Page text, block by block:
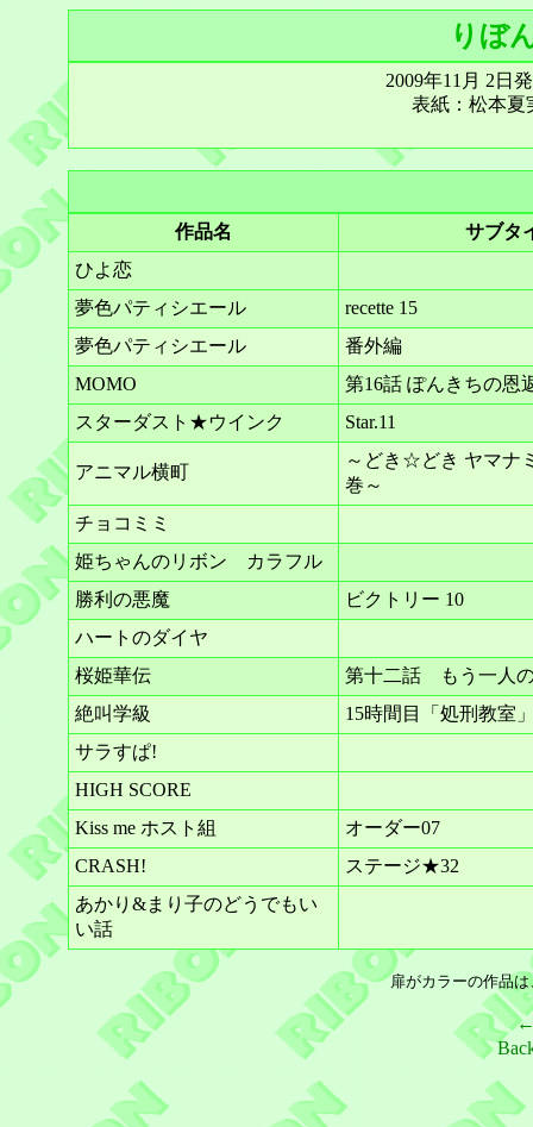
りぼ
2009年11月 2日
表紙：松本夏
作品名
サブタ
ひよ恋
夢色パティシエール
recette 15
夢色パティシエール
番外編
MOMO
第16話 ぽんきちの恩
スターダスト★ウインク
Star.11
アニマル横町
～どき☆どき ヤマナ
巻～
チョコミミ
姫ちゃんのリボン カラフル
勝利の悪魔
ビクトリー 10
ハートのダイヤ
桜姫華伝
第十二話 もう一人
絶叫学級
15時間目「処刑教室
サラすぱ!
HIGH SCORE
Kiss me ホスト組
オーダー07
CRASH!
ステージ★32
あかり&まり子のどうでもい
い話
扉がカラーの作品
←